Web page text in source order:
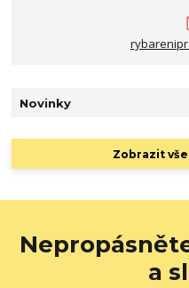
Novinky
Zobrazit
a